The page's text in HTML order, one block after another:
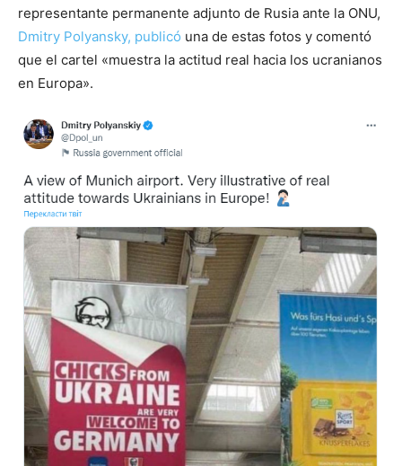
representante permanente adjunto de Rusia ante la ONU,
Dmitry Polyansky, publicó una de estas fotos y comentó
que el cartel «muestra la actitud real hacia los ucranianos
en Europa».